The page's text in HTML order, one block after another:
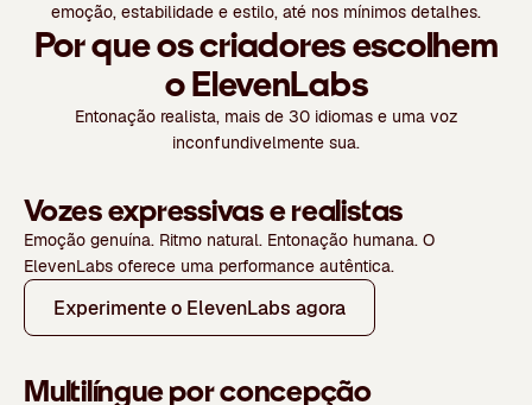
emoção, estabilidade e estilo, até nos mínimos detalhes.
Por que os criadores escolhem
o ElevenLabs
Entonação realista, mais de 30 idiomas e uma voz
inconfundivelmente sua.
Vozes expressivas e realistas
Emoção genuína. Ritmo natural. Entonação humana. O
ElevenLabs oferece uma performance autêntica.
Experimente o ElevenLabs agora
Multilíngue por concepção